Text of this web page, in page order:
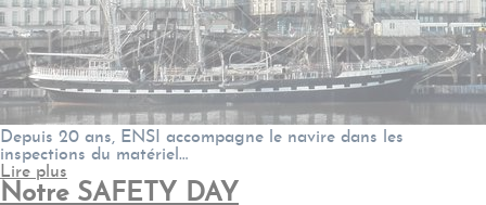
Depuis 20 ans, ENSI accompagne le navire dans les
inspections du matériel…
Lire plus
Notre SAFETY DAY